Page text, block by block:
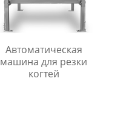
Автоматическая
машина для резки
когтей